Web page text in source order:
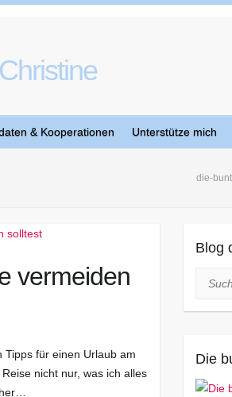
& Kooperationen Unterstütze mich
die-
vermeiden
für einen Urlaub am
nicht nur, was ich alles
Blog
Suche
Die